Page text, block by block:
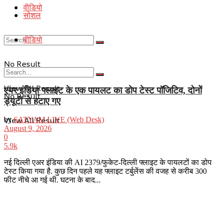
वीडियो
No Result
View All Result
सोशल
वीडियो
No Result
View All Result
एयर इंडिया फ्लाइट के एक पायलट का डोप टेस्ट पॉजिटिव, दोनों
ड्यूटी से हटाए गए
by SATYAM LIVE (Web Desk)
August 9, 2026
0
5.9k
नई दिल्ली एअर इंडिया की AI 2379/फुकेट-दिल्ली फ्लाइट के पायलटों का डोप
टेस्ट किया गया है. कुछ दिन पहले यह फ्लाइट टर्बुलेंस की वजह से करीब 300
फीट नीचे आ गई थी. घटना के बाद...